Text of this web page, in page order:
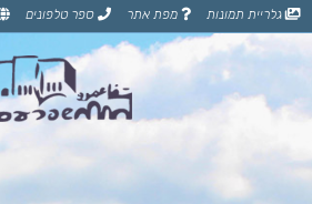
דלג
לתוכן
הדף
גלריית תמונות מפת אתר ספר טלפונים